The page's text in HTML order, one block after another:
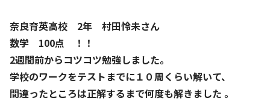
奈良育英高校 2年 村田怜未さん
数学 100点 ！！
2週間前からコツコツ勉強しました。
学校のワークをテストまでに１０周くらい解いて、
間違ったところは正解するまで何度も解きました 。